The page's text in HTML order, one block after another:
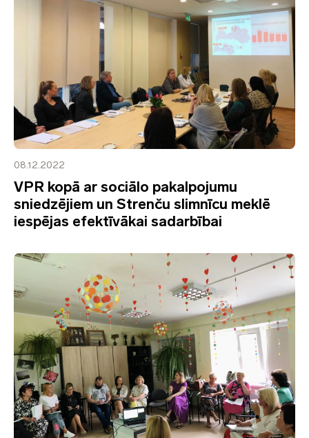
08.12.2022
VPR kopā ar sociālo pakalpojumu
sniedzējiem un Strenču slimnīcu meklē
iespējas efektīvākai sadarbībai